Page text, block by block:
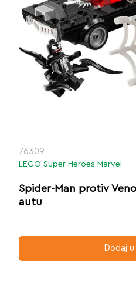
76309
LEGO Super Heroes Marvel
Spider-Man protiv
autu
Dodaj